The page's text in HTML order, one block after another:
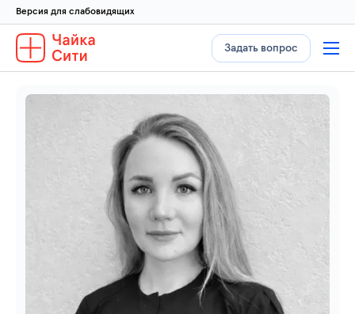
Версия для слабовидящих
Задать вопрос